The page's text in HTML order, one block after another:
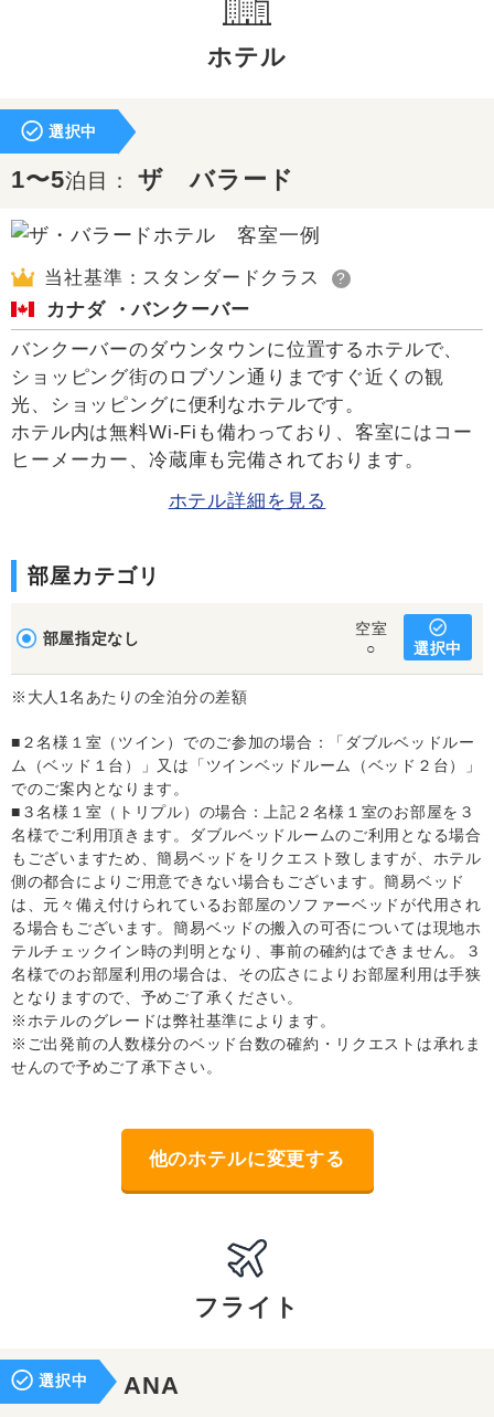
ホテル
選択中
1〜5泊目：ザ バラード
当社基準：スタンダードクラス ?
カナダ ・バンクーバー
バンクーバーのダウンタウンに位置するホテルで、
ショッピング街のロブソン通りまですぐ近くの観
光、ショッピングに便利なホテルです。
ホテル内は無料Wi-Fiも備わっており、客室にはコー
ヒーメーカー、冷蔵庫も完備されております。
ホテル詳細を見る
部屋カテゴリ
部屋指定なし
空室
○
選択中
※大人1名あたりの全泊分の差額
■２名様１室（ツイン）でのご参加の場合：「ダブルベッドルー
ム（ベッド１台）」又は「ツインベッドルーム（ベッド２台）」
でのご案内となります。
■３名様１室（トリプル）の場合：上記２名様１室のお部屋を３
名様でご利用頂きます。ダブルベッドルームのご利用となる場合
もございますため、簡易ベッドをリクエスト致しますが、ホテル
側の都合によりご用意できない場合もございます。簡易ベッド
は、元々備え付けられているお部屋のソファーベッドが代用され
る場合もございます。簡易ベッドの搬入の可否については現地ホ
テルチェックイン時の判明となり、事前の確約はできません。３
名様でのお部屋利用の場合は、その広さによりお部屋利用は手狭
となりますので、予めご了承ください。
※ホテルのグレードは弊社基準によります。
※ご出発前の人数様分のベッド台数の確約・リクエストは承れま
せんので予めご了承下さい。
他のホテルに変更する
フライト
選択中 ANA